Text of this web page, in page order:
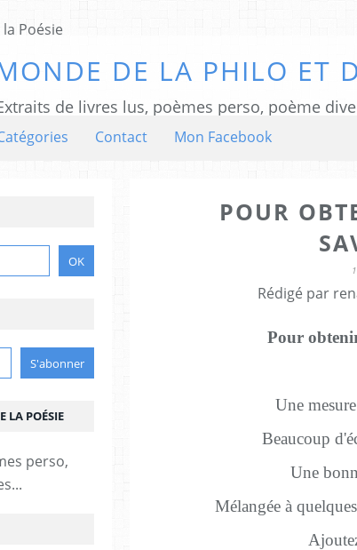
DE LA PHILO ET
de livres lus, poèmes perso, poème
Contact Mon Facebook
POUR
Rédigé par
Pour
Une
Beaucoup
Une
Mélangée à
LA POÉSIE
perso,